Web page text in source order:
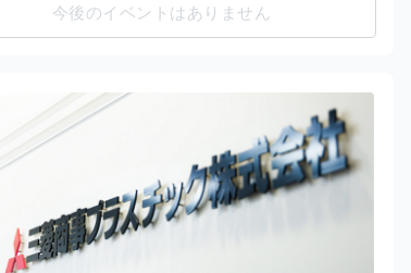
今後のイベントはありません